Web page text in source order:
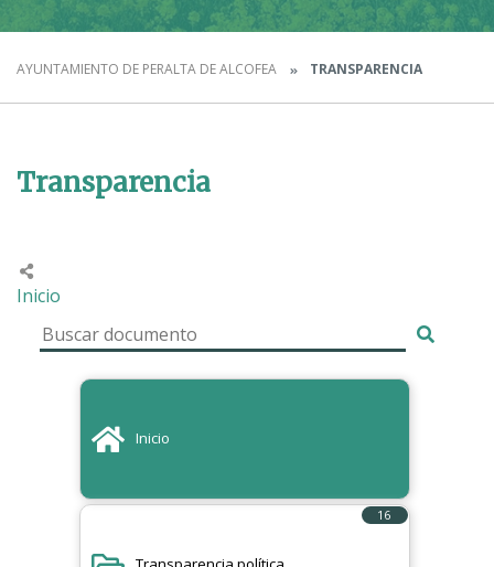
AYUNTAMIENTO DE PERALTA DE ALCOFEA TRANSPARENCIA
Transparencia
Inicio
Inicio
16